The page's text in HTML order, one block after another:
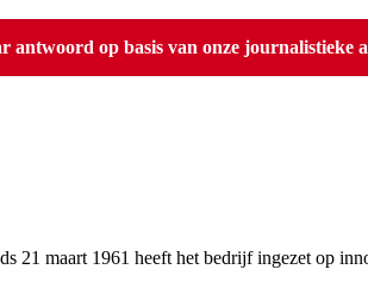
op basis van onze journalistieke
21 maart 1961 heeft het bedrijf ingezet op